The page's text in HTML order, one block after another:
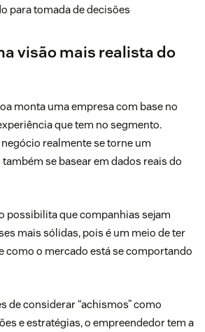
para tomada de decisões
visão mais realista do
monta uma empresa com base no
que tem no segmento.
realmente se torne um
se basear em dados reais do
possibilita que companhias sejam
mais sólidas, pois é um meio de ter
como o mercado está se comportando
de considerar “achismos” como
e estratégias, o empreendedor tem a